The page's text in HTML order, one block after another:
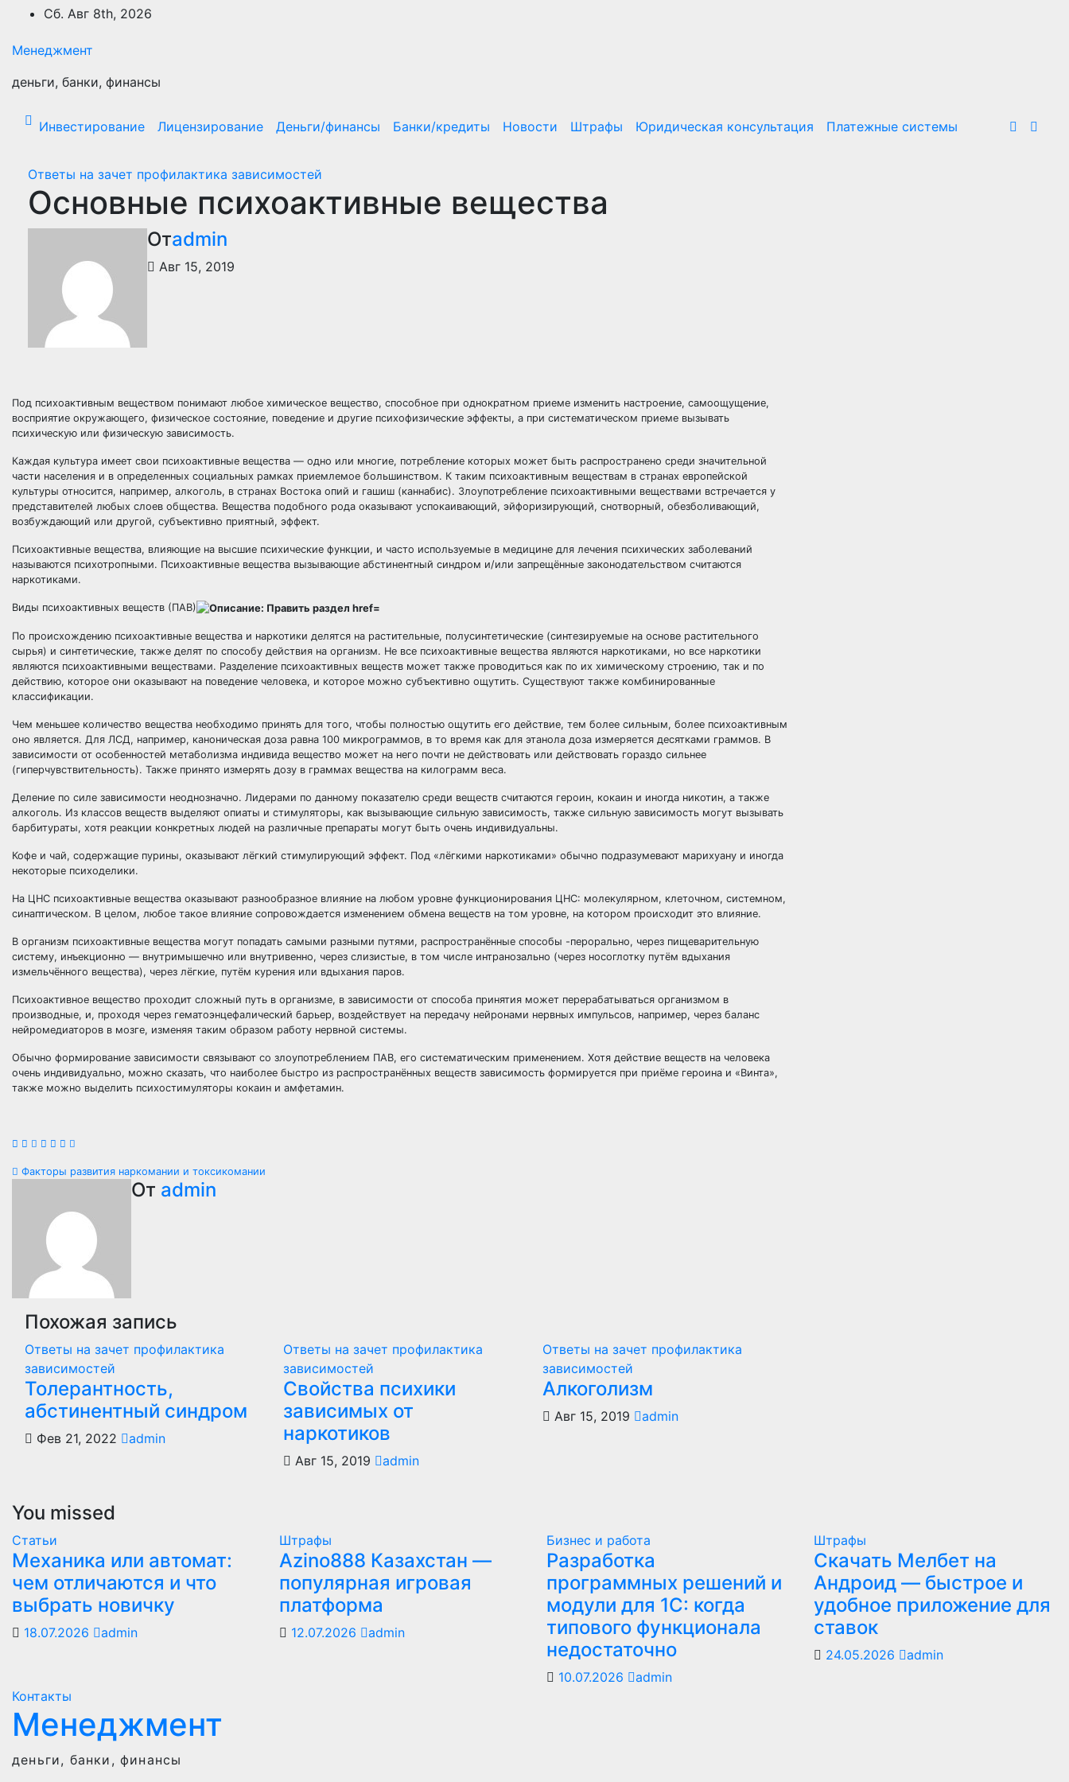
Перейти
содержимому
Сб. Авг 8th, 2026
Менеджмент
деньги, банки, финансы
Инвестирование Лицензирование Деньги/финансы Банки/кредиты Новости Штрафы Юридическая консультация Платежные системы
Ответы на зачет профилактика зависимостей
Основные психоактивные вещества
Отadmin
Авг 15, 2019
Под психоактивным веществом понимают любое химическое вещество, способное при однократном приеме изменить настроение, самоощущение,
восприятие окружающего, физическое состояние, поведение и другие психофизические эффекты, а при систематическом приеме вызывать
психическую или физическую зависимость.
Каждая культура имеет свои психоактивные вещества — одно или многие, потребление которых может быть распространено среди значительной
части населения и в определенных социальных рамках приемлемое большинством. К таким психоактивным веществам в странах европейской
культуры относится, например, алкоголь, в странах Востока опий и гашиш (каннабис). Злоупотребление психоактивными веществами встречается у
представителей любых слоев общества. Вещества подобного рода оказывают успокаивающий, эйфоризирующий, снотворный, обезболивающий,
возбуждающий или другой, субъективно приятный, эффект.
Психоактивные вещества, влияющие на высшие психические функции, и часто используемые в медицине для лечения психических заболеваний
называются психотропными. Психоактивные вещества вызывающие абстинентный синдром и/или запрещённые законодательством считаются
наркотиками.
Виды психоактивных веществ (ПАВ)
По происхождению психоактивные вещества и наркотики делятся на растительные, полусинтетические (синтезируемые на основе растительного
сырья) и синтетические, также делят по способу действия на организм. Не все психoактивные вещества являются наркотиками, но все наркотики
являются психoактивными веществами. Разделение психоактивных веществ может также проводиться как по их химическому строению, так и по
действию, которое они оказывают на поведение человека, и которое можно субъективно ощутить. Существуют также комбинированные
классификации.
Чем меньшее количество вещества необходимо принять для того, чтобы полностью ощутить его действие, тем более сильным, более психоактивным
оно является. Для ЛСД, например, каноническая доза равна 100 микрограммов, в то время как для этанола доза измеряется десятками граммов. В
зависимости от особенностей метаболизма индивида вещество может на него почти не действовать или действовать гораздо сильнее
(гиперчувствительность). Также принято измерять дозу в граммах вещества на килограмм веса.
Деление по силе зависимости неоднозначно. Лидерами по данному показателю среди веществ считаются героин, кокаин и иногда никотин, а также
алкоголь. Из классов веществ выделяют опиаты и стимуляторы, как вызывающие сильную зависимость, также сильную зависимость могут вызывать
барбитураты, хотя реакции конкретных людей на различные препараты могут быть очень индивидуальны.
Кофе и чай, содержащие пурины, оказывают лёгкий стимулирующий эффект. Под «лёгкими наркотиками» обычно подразумевают марихуану и иногда
некоторые психоделики.
На ЦНС психоактивные вещества оказывают разнообразное влияние на любом уровне функционирования ЦНС: молекулярном, клеточном, системном,
синаптическом. В целом, любое такое влияние сопровождается изменением обмена веществ на том уровне, на котором происходит это влияние.
В организм психоактивные вещества могут попадать самыми разными путями, распространённые способы -перорально, через пищеварительную
систему, инъекционно — внутримышечно или внутривенно, через слизистые, в том числе интранозально (через носоглотку путём вдыхания
измельчённого вещества), через лёгкие, путём курения или вдыхания паров.
Психоактивное вещество проходит сложный путь в организме, в зависимости от способа принятия может перерабатываться организмом в
производные, и, проходя через гематоэнцефалический барьер, воздействует на передачу нейронами нервных импульсов, например, через баланс
нейромедиаторов в мозге, изменяя таким образом работу нервной системы.
Обычно формирование зависимости связывают со злоупотреблением ПАВ, его систематическим применением. Хотя действие веществ на человека
очень индивидуально, можно сказать, что наиболее быстро из распространённых веществ зависимость формируется при приёме героина и «Винта»,
также можно выделить психостимуляторы кокаин и амфетамин.
Навигация
записям
Факторы развития наркомании и токсикомании
От admin
Похожая запись
Ответы на зачет профилактика
зависимостей
Толерантность,
абстинентный синдром
Фев 21, 2022 admin
Ответы на зачет профилактика
зависимостей
Свойства психики
зависимых от
наркотиков
Авг 15, 2019 admin
Ответы на зачет профилактика
зависимостей
Алкоголизм
Авг 15, 2019 admin
You missed
Статьи
Механика или автомат:
чем отличаются и что
выбрать новичку
18.07.2026 admin
Штрафы
Azino888 Казахстан —
популярная игровая
платформа
12.07.2026 admin
Бизнес и работа
Разработка
программных решений и
модули для 1С: когда
типового функционала
недостаточно
10.07.2026 admin
Штрафы
Скачать Мелбет на
Андроид — быстрое и
удобное приложение для
ставок
24.05.2026 admin
Контакты
Менеджмент
деньги, банки, финансы